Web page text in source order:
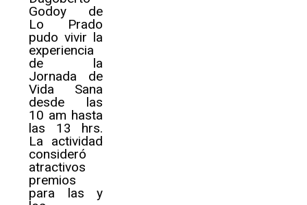
Godoy de
Lo Prado
pudo vivir la
experiencia
de la
Jornada de
Vida Sana
desde las
10 am hasta
las 13 hrs.
La actividad
consideró
atractivos
premios
para las y